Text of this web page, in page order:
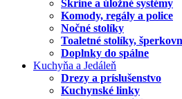
Skrine a úložné systémy
Komody, regály a police
Nočné stolíky
Toaletné stolíky,
Doplnky do spálne
Kuchyňa a Jedáleň
Drezy a príslušenstvo
Kuchynské linky